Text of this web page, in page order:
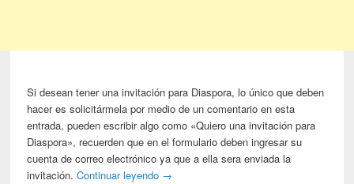
Si desean tener una invitación para Diaspora, lo único que deben
hacer es solicitármela por medio de un comentario en esta
entrada, pueden escribir algo como «Quiero una invitación para
Diaspora», recuerden que en el formulario deben ingresar su
cuenta de correo electrónico ya que a ella sera enviada la
invitación.Continuar leyendo →